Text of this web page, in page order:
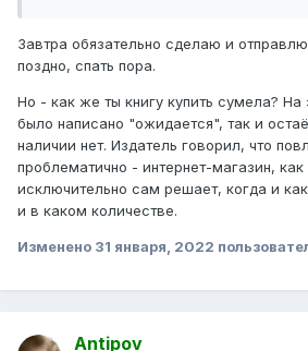
Завтра обязательно сделаю и
поздно, спать пора.
Но - как же ты книгу купить сумела?
было написано "ожидается", так и
наличии нет. Издатель говорил, что
проблематично - интернет-магазин,
исключительно сам решает, когда и
и в каком количестве.
Изменено 31 января, 2022
Antipov